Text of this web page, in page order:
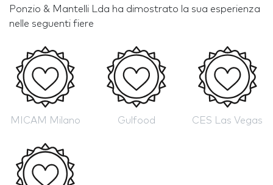
Ponzio & Mantelli Lda ha dimostrato la sua esperienza
nelle seguenti fiere
MICAM Milano Gulfood CES Las Vegas